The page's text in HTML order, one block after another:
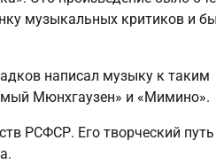
музыкальных критиков и
написал музыку к таким
Мюнхгаузен» и «Мимино».
РСФСР. Его творческий путь